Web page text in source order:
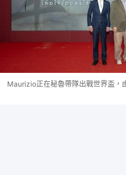
Maurizio正在秘魯帶隊出戰世界盃，